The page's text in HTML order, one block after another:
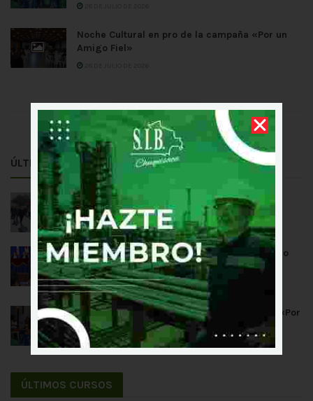
Noche Cultural en pro de la campaña «Por un
Amigo Fiel»
CARGAR MÁS
ÚLTIMAS NOTICIAS
Homenaje a los 201 años de Independencia
5 DE AGOSTO DE 2026
Entrega de reconocimiento por el aniversario
de ITARFA
3 DE AGOSTO DE 2026
La SIB Chuquisaca sumó apoyo a la teletón «Por
un Amigo Fiel»
28 DE JULIO DE 2026
ÚLTIMOS CURSOS